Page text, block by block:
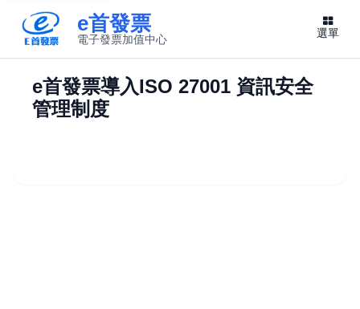
e首發票
電子發票加值中心 選單
e首發票導入ISO 27001 資訊安全
管理制度